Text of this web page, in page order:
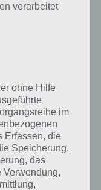
Level 7 von 100 Floors.
die Tür und damit
verarbeitet
ohne Hilfe
im
Erfassen, die
Speicherung,
das